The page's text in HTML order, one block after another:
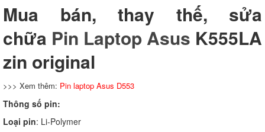
Mua bán, thay thế, sửa
chữa Pin Laptop Asus K555LA
zin original
>>> Xem thêm: Pin laptop Asus D553
Thông số pin:
Loại pin: Li-Polymer